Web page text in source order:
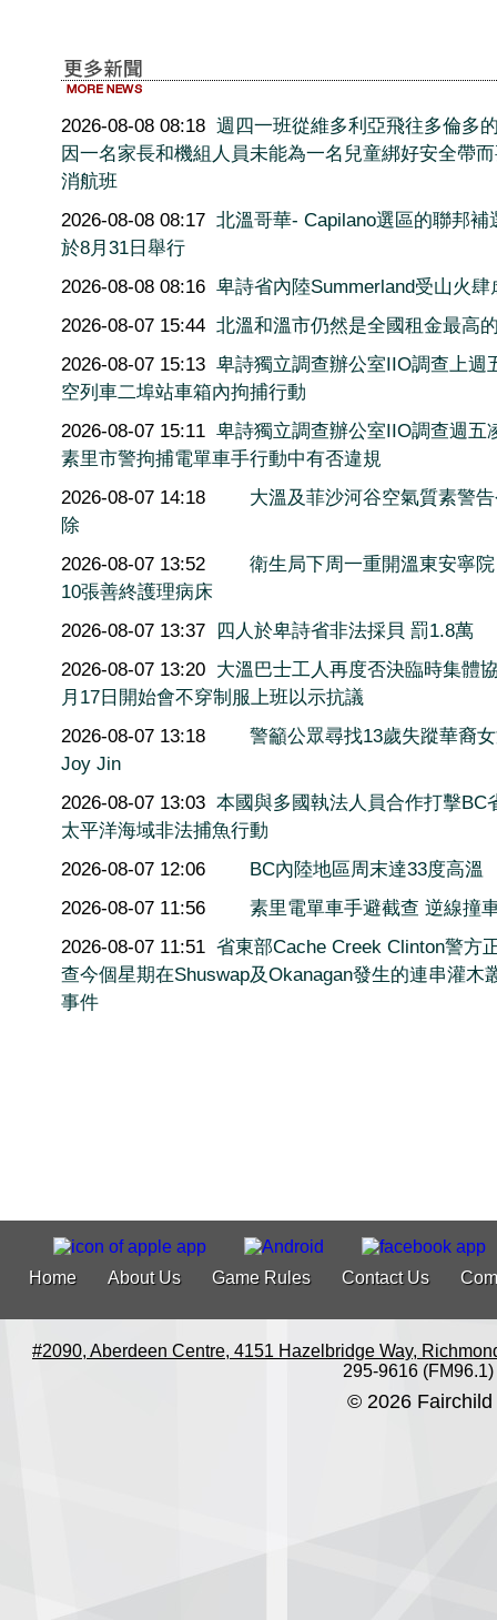
2026-08-08 08:18 週四一班從維多利亞飛往多倫多
因一名家長和機組人員未能為一名兒童綁好安全帶
消航班
2026-08-08 08:17 北溫哥華- Capilano選區的聯邦補
於8月31日舉行
2026-08-08 08:16 卑詩省內陸Summerland受山火肆
2026-08-07 15:44 北溫和溫市仍然是全國租金最高
2026-08-07 15:13 卑詩獨立調查辦公室IIO調查上週
空列車二埠站車箱內拘捕行動
2026-08-07 15:11 卑詩獨立調查辦公室IIO調查週五
素里市警拘捕電單車手行動中有否違規
2026-08-07 14:18
大溫及菲沙河谷空氣質素警
除
2026-08-07 13:52
衛生局下周一重開溫東安寧
10張善終護理病床
2026-08-07 13:37 四人於卑詩省非法採貝 罰1.8萬
2026-08-07 13:20 大溫巴士工人再度否決臨時集體
月17日開始會不穿制服上班以示抗議
2026-08-07 13:18
警籲公眾尋找13歲失蹤華裔
Joy Jin
2026-08-07 13:03 本國與多國執法人員合作打擊BC
太平洋海域非法捕魚行動
2026-08-07 12:06
BC內陸地區周末達33度高溫
2026-08-07 11:56
素里電單車手避截查 逆線撞
2026-08-07 11:51 省東部Cache Creek Clinton警方
查今個星期在Shuswap及Okanagan發生的連串灌木
事件
Home About Us Game Rules Contact Us
#2090, Aberdeen Centre, 4151 Hazelbridge Way,
295-9616 (FM96.1)
© 2026 Fairchild